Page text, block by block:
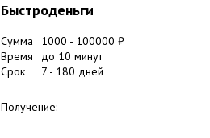
Быстроденьги
Сумма 1000 - 100000 ₽
Время
до 10 минут
Срок
7 - 180 дней
Получение: